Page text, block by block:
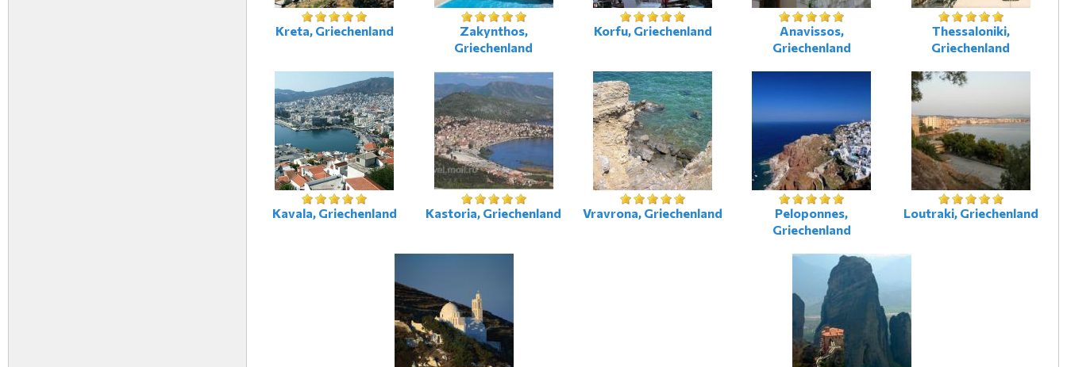
Kreta, Griechenland
Zakynthos,
Griechenland
Korfu, Griechenland
Anavissos,
Griechenland
Thessaloniki,
Griechenland
Kavala, Griechenland Kastoria, Griechenland Vravrona, Griechenland
Peloponnes,
Griechenland
Loutraki, Griechenland